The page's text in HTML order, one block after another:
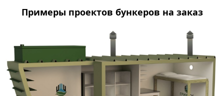
Примеры проектов бункеров на заказ